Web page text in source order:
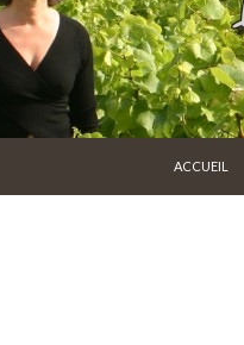
ACCUEIL